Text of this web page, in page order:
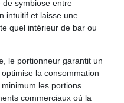
de symbiose entre
intuitif et laisse une
quel intérieur de bar ou
le portionneur garantit un
la consommation
les portions
commerciaux où la